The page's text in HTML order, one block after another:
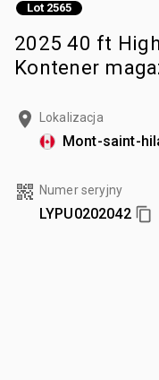
Lot 2565
2025 40 ft
Kontener
Lokalizacja
Mont-saint-
Numer seryjny
LYPU0202042